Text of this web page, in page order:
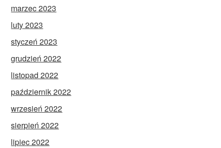
marzec 2023
luty 2023
styczeń 2023
grudzień 2022
listopad 2022
październik 2022
wrzesień 2022
sierpień 2022
lipiec 2022